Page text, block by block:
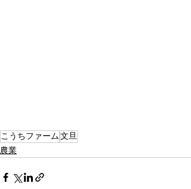
こうちファーム文旦
農業